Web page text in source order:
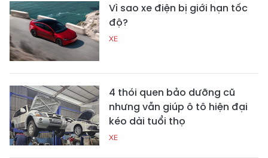
Vì sao xe điện bị giới hạn tốc
độ?
XE
4 thói quen bảo dưỡng cũ
nhưng vẫn giúp ô tô hiện đại
kéo dài tuổi thọ
XE